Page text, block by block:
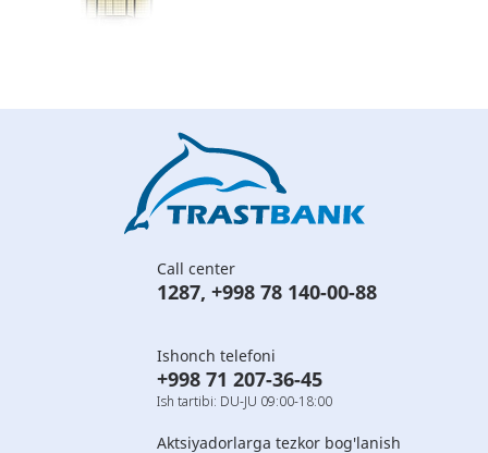
Call center
1287, +998 78 140-00-88
Ishonch telefoni
+998 71 207-36-45
Ish tartibi: DU-JU 09:00-18:00
Aktsiyadorlarga tezkor bog'lanish